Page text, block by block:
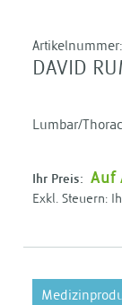
Artikelnummer:
DAVID
Lumbar/
Ihr Preis: Auf